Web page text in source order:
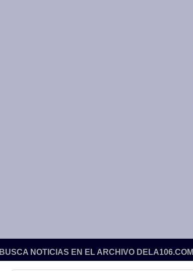
BUSCA NOTICIAS EN EL ARCHIVO DELA106.COM